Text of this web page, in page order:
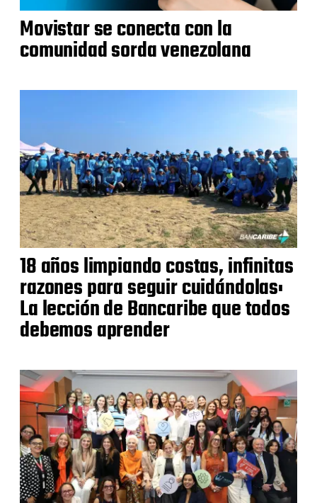
Movistar se conecta con la
comunidad sorda venezolana
18 años limpiando costas, infinitas
razones para seguir cuidándolas:
La lección de Bancaribe que todos
debemos aprender